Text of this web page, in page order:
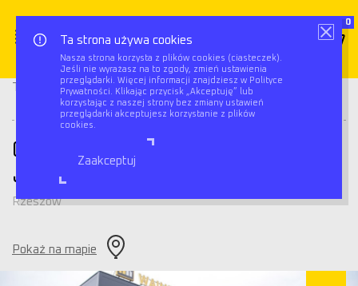
Ta strona używa cookies
Nasza strona korzysta z plików cookies (ciasteczek).
Jeśli nie wyrażasz na to zgody, zmień ustawienia
przeglądarki. Więcej informacji znajdziesz w Polityce
Prywatności. Klikając przycisk „Akceptuję” lub
korzystając z naszej strony bez zmiany ustawień
przeglądarki akceptujesz korzystanie z plików
cookies.
Zaakceptuj
0
Triflow Magazyny
Cargo Terminal Rzeszów-
Jasionka
Cargo Terminal Rzeszów-
Jasionka
Rzeszów
Pokaż na mapie